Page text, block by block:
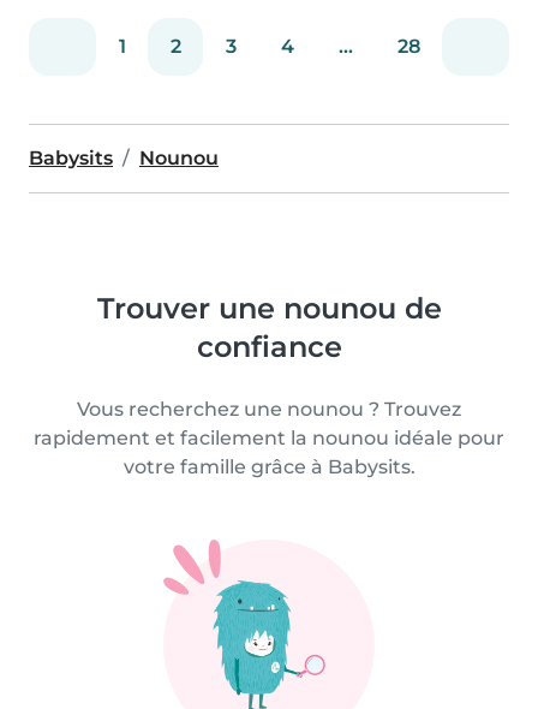
1 2 3 4 ... 28
Babysits Nounou
Trouver une nounou de
confiance
Vous recherchez une nounou ? Trouvez
rapidement et facilement la nounou idéale pour
votre famille grâce à Babysits.